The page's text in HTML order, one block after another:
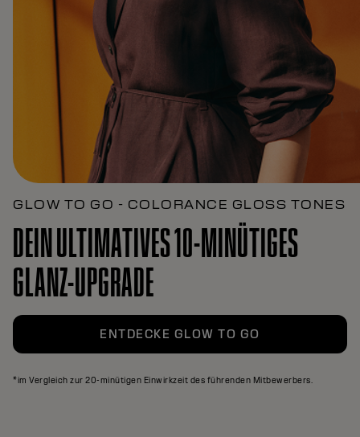
GLOW TO GO - COLORANCE GLOSS TONES
DEIN ULTIMATIVES 10-MINÜTIGES
GLANZ-UPGRADE
ENTDECKE GLOW TO GO
*im Vergleich zur 20-minütigen Einwirkzeit des führenden Mitbewerbers.